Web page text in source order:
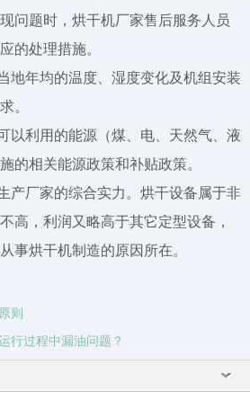
问题时，烘干机厂家售后服务人员
的处理措施。
地年均的温度、湿度变化及机组安装
。
以利用的能源（煤、电、天然气、液
的相关能源政策和补贴政策。
产厂家的综合实力。烘干设备属于非
高，利润又略高于其它定型设备，
事烘干机制造的原因所在。
则
行过程中漏油问题？